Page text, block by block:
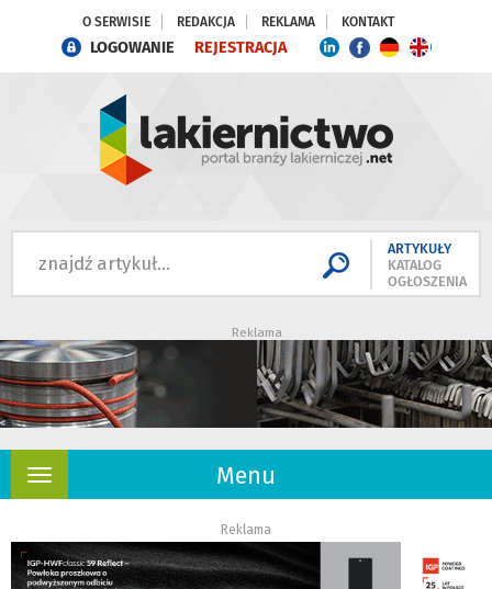
O SERWISIE REDAKCJA REKLAMA KONTAKT
LOGOWANIE REJESTRACJA
ARTYKUŁY
KATALOG
OGŁOSZENIA
Reklama
Menu
Rozwiń
Reklama